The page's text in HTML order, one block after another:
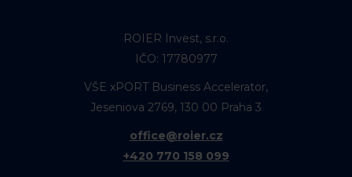
ROIER Invest, s.r.o.
IČO: 17780977
VŠE xPORT Business Accelerator,
Jeseniova 2769, 130 00 Praha 3
office@roier.cz
+420 770 158 099